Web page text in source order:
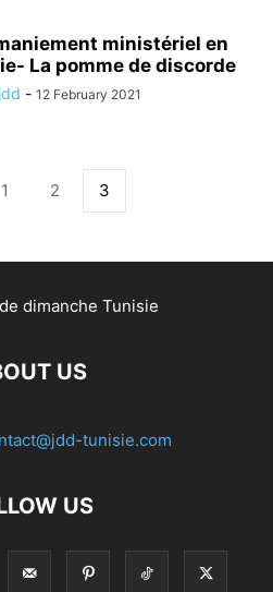
ministériel en
La pomme de discorde
- 12 February 2021
1 2 3
US
tunisie.com
US